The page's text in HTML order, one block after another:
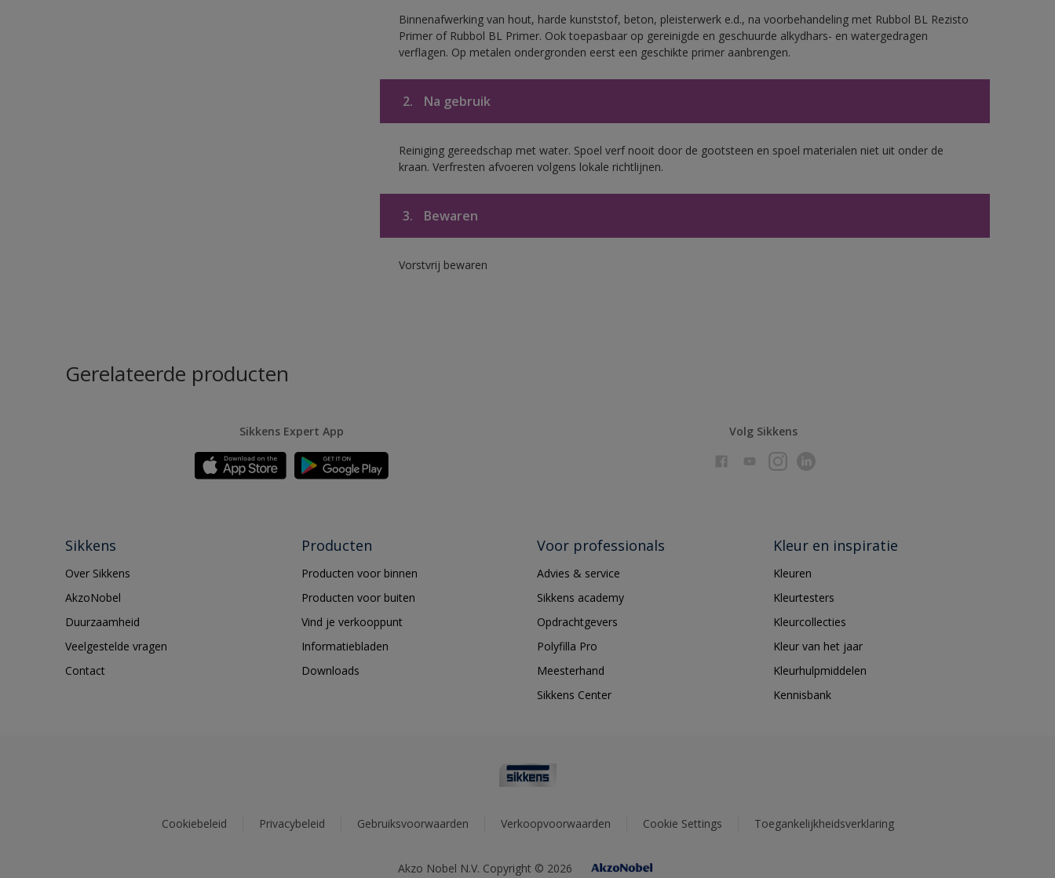
Binnenafwerking van hout, harde kunststof, beton, pleisterwerk e.d., na voorbehandeling met Rubbol BL Rezisto
Primer of Rubbol BL Primer. Ook toepasbaar op gereinigde en geschuurde alkydhars- en watergedragen
verflagen. Op metalen ondergronden eerst een geschikte primer aanbrengen.
2. Na gebruik
Reiniging gereedschap met water. Spoel verf nooit door de gootsteen en spoel materialen niet uit onder de
kraan. Verfresten afvoeren volgens lokale richtlijnen.
3. Bewaren
Vorstvrij bewaren
Gerelateerde producten
Sikkens Expert App Volg Sikkens
Sikkens
Over Sikkens
AkzoNobel
Duurzaamheid
Veelgestelde vragen
Contact
Producten
Producten voor binnen
Producten voor buiten
Vind je verkooppunt
Informatiebladen
Downloads
Voor professionals
Advies & service
Sikkens academy
Opdrachtgevers
Polyfilla Pro
Meesterhand
Sikkens Center
Kleur en inspiratie
Kleuren
Kleurtesters
Kleurcollecties
Kleur van het jaar
Kleurhulpmiddelen
Kennisbank
Cookiebeleid Privacybeleid Gebruiksvoorwaarden Verkoopvoorwaarden Cookie Settings Toegankelijkheidsverklaring
Akzo Nobel N.V. Copyright © 2026